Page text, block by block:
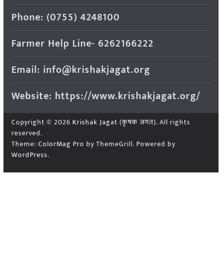
Phone: (0755) 4248100
Farmer Help Line- 6262166222
Email: info@krishakjagat.org
Website: https://www.krishakjagat.org/
Copyright © 2026 Krishak Jagat (कृषक जगत). All rights
reserved.
Theme: ColorMag Pro by ThemeGrill. Powered by
WordPress.